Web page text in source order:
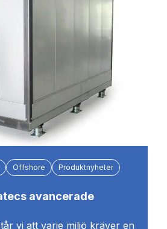
Offshore Produktnyheter
avancerade
vi att varje miljö kräver en